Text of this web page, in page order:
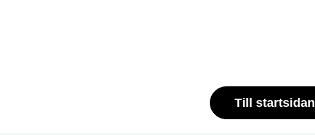
Till startsidan